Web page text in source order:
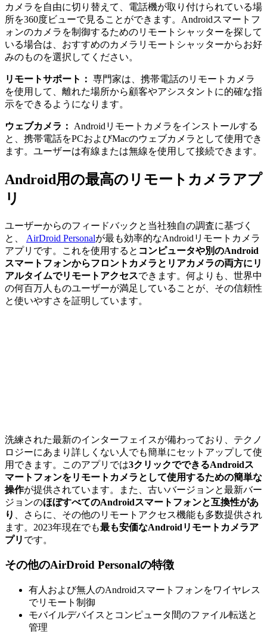
カメラを自由に切り替えて、電話機が取り付けられている場
所を360度ビューで見ることができます。Androidスマートフ
ォンのカメラを制御するためのリモートシャッターを探して
いる場合は、おすすめのカメラリモートシャッターからお好
みのものを選択してください。
リモートサポート： 専門家は、携帯電話のリモートカメラ
を使用して、離れた場所から顧客やアシスタントに的確な指
示をできるようになります。
ウェブカメラ：
Androidリモートカメラをインストールする
と、携帯電話をPCおよびMacのウェブカメラとして使用でき
ます。ユーザーは有線または無線を使用して接続できます。
Android用の最高のリモートカメラアプ
リ
ユーザーからのフィードバックと当社独自の調査に基づく
と、 AirDroid Personalが最も効率的なAndroidリモートカメラ
アプリです。これを使用すると コンピュータや別のAndroid
スマートフォンからフロントカメラとリアカメラの両方にリ
アルタイムでリモートアクセスできます。何よりも、世界中
の何百万人ものユーザーが満足していることが、その信頼性
と使いやすさを証明しています。
洗練された最新のインターフェイスが備わっており、テクノ
ロジーにあまり詳しくない人でも簡単にセットアップして使
用できます。このアプリでは3クリックでできるAndroidス
マートフォンをリモートカメラとして使用するための簡単な
操作が提供されています。また、古いバージョンと最新バー
ジョンのほぼすべてのAndroidスマートフォンと互換性があ
り
、さらに、その他のリモートアクセス機能も多数提供され
ます。2023年現在でも最も安価なAndroidリモートカメラア
プリ です。
その他のAirDroid Personalの特徴
有人および無人のAndroidスマートフォンをワイヤレス
でリモート制御
モバイルデバイスとコンピュータ間のファイル転送と
管理